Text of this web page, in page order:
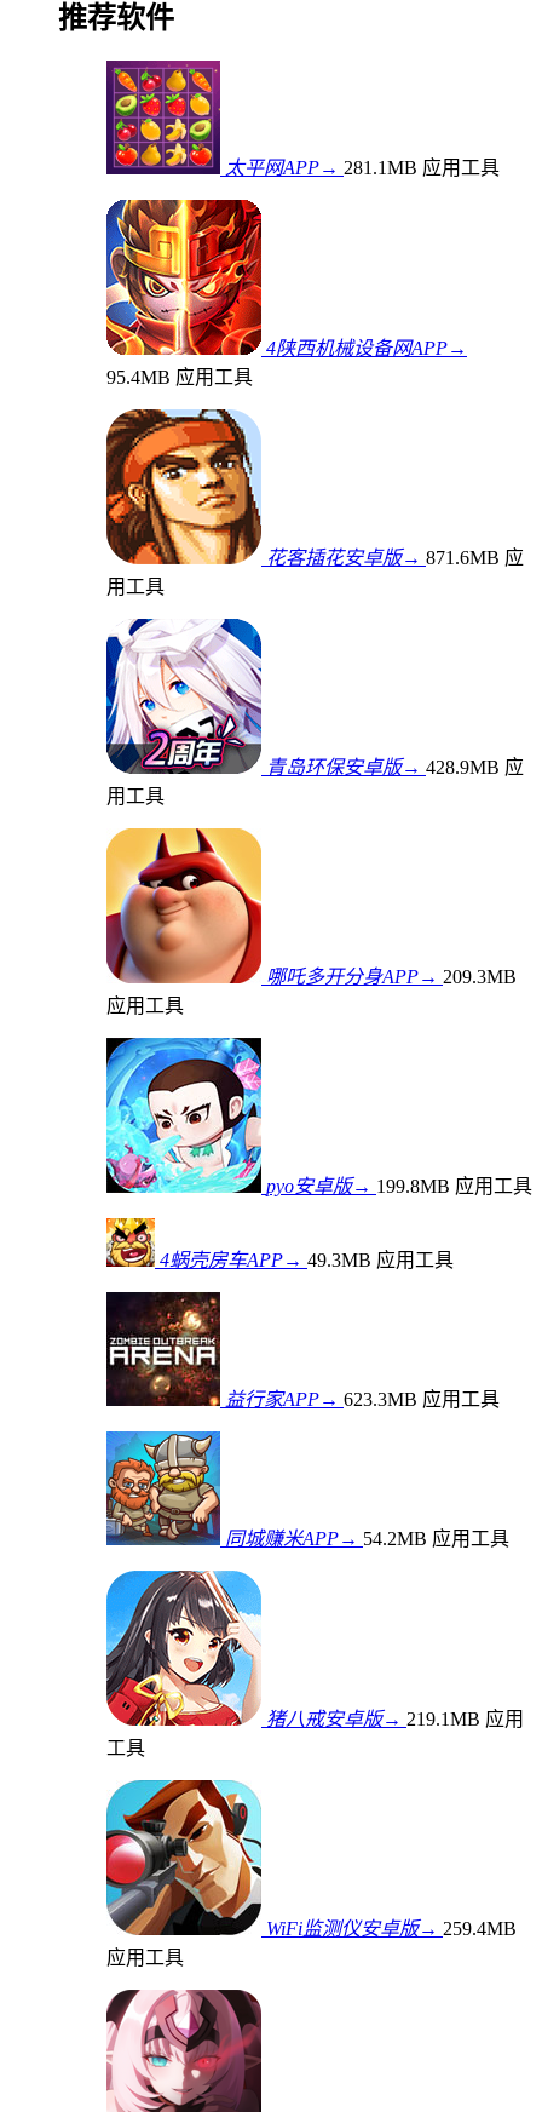
推荐软件
太平网APP→ 281.1MB 应用工具
4陕西机械设备网APP→
95.4MB 应用工具
花客插花安卓版→ 871.6MB 应
用工具
青岛环保安卓版→ 428.9MB 应
用工具
哪吒多开分身APP→ 209.3MB
应用工具
pyo安卓版→ 199.8MB 应用工具
4蜗壳房车APP→ 49.3MB 应用工具
益行家APP→ 623.3MB 应用工具
同城赚米APP→ 54.2MB 应用工具
猪八戒安卓版→ 219.1MB 应用
工具
WiFi监测仪安卓版→ 259.4MB
应用工具